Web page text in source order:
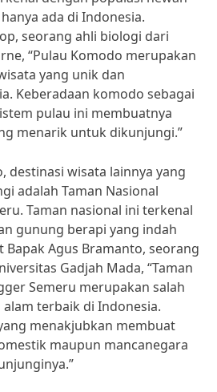
ada di Indonesia.
seorang ahli biologi dari
“Pulau Komodo merupakan
yang unik dan
Keberadaan komodo sebagai
pulau ini membuatnya
menarik untuk dikunjungi.”
destinasi wisata lainnya yang
adalah Taman Nasional
Taman nasional ini terkenal
gunung berapi yang indah
Agus Bramanto, seorang
Gadjah Mada, “Taman
Semeru merupakan salah
terbaik di Indonesia.
menakjubkan membuat
maupun mancanegara